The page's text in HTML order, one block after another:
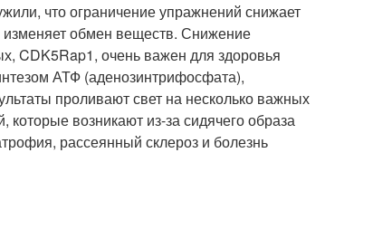
что ограничение упражнений снижает
изменяет обмен веществ. Снижение
CDK5Rap1, очень важен для здоровья
АТФ (аденозинтрифосфата),
проливают свет на несколько важных
возникают из-за сидячего образа
рассеянный склероз и болезнь